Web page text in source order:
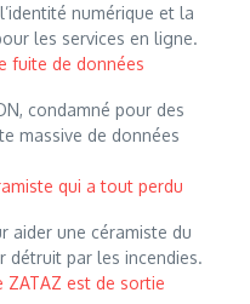
numérique et la
les services en ligne.
fuite de données
condamné pour des
massive de données
qui a tout perdu
aider une céramiste du
détruit par les incendies.
ZATAZ est de sortie